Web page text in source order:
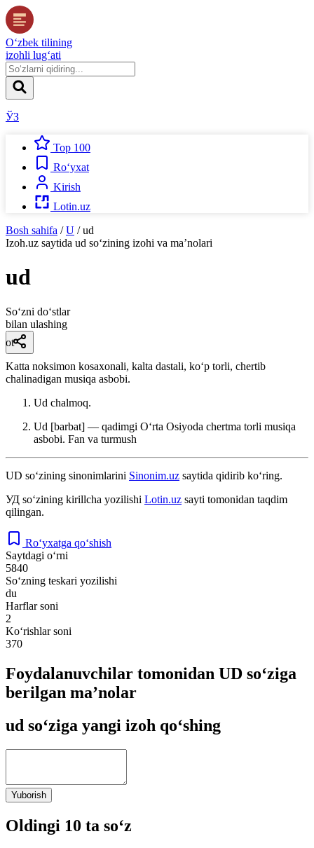
O‘zbek tilining
izohli lug‘ati
ЎЗ
Top 100
Ro‘yxat
Kirish
Lotin.uz
Bosh sahifa / U / ud
Izoh.uz saytida ud so‘zining izohi va ma’nolari
ud
So‘zni do‘stlar
bilan ulashing
ot
Katta noksimon kosaxonali, kalta dastali, koʻp torli, chertib
chalinadigan musiqa asbobi.
Ud chalmoq.
Ud [barbat] — qadimgi Oʻrta Osiyoda chertma torli musiqa
asbobi. Fan va turmush
UD so‘zining sinonimlarini Sinonim.uz saytida qidirib ko‘ring.
УД so‘zining kirillcha yozilishi Lotin.uz sayti tomonidan taqdim
qilingan.
Ro‘yxatga qo‘shish
Saytdagi o‘rni
5840
So‘zning teskari yozilishi
du
Harflar soni
2
Ko‘rishlar soni
370
Foydalanuvchilar tomonidan UD so‘ziga
berilgan ma’nolar
ud so‘ziga yangi izoh qo‘shing
Yuborish
Oldingi 10 ta so‘z